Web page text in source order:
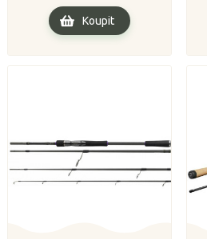
Koupit